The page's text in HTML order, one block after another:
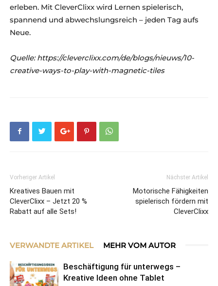
erleben. Mit CleverClixx wird Lernen spielerisch,
spannend und abwechslungsreich – jeden Tag aufs
Neue.
Quelle: https://cleverclixx.com/de/blogs/nieuws/10-
creative-ways-to-play-with-magnetic-tiles
Vorheriger Artikel
Kreatives Bauen mit
CleverClixx – Jetzt 20 %
Rabatt auf alle Sets!
Nächster Artikel
Motorische Fähigkeiten
spielerisch fördern mit
CleverClixx
VERWANDTE ARTIKEL MEHR VOM AUTOR
Beschäftigung für unterwegs –
Kreative Ideen ohne Tablet